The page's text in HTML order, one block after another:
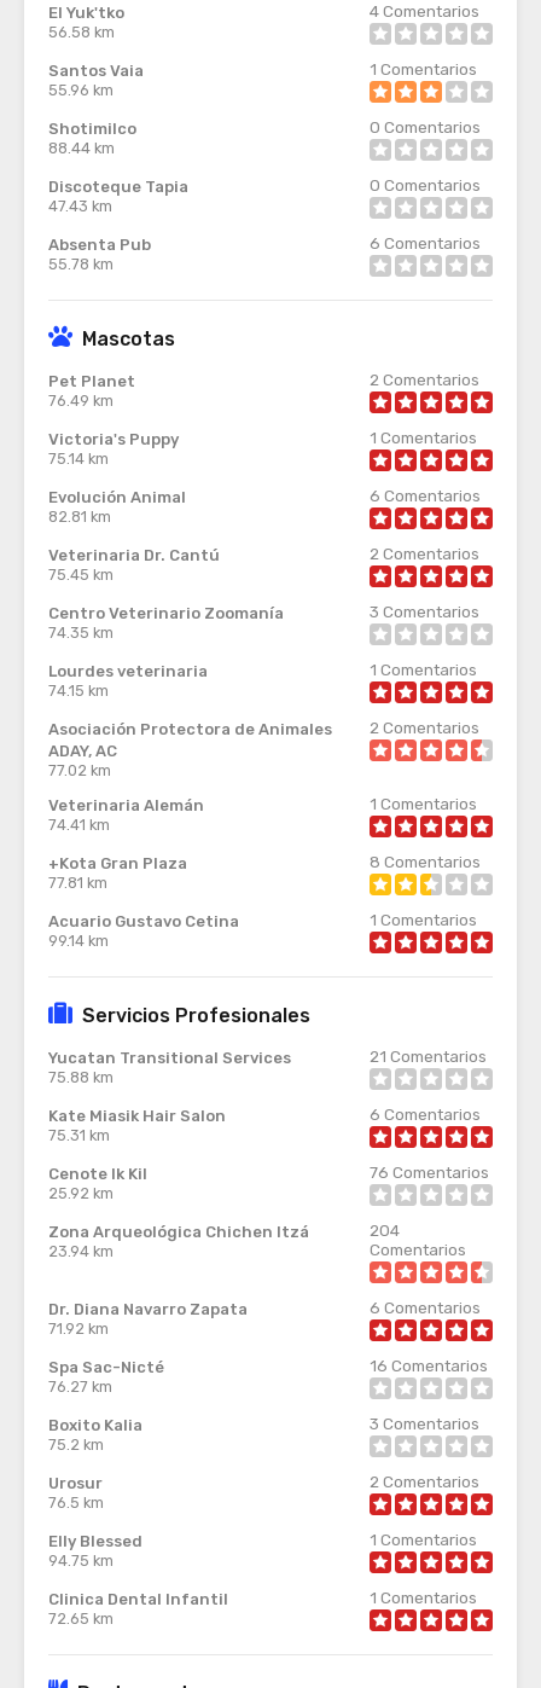
El Yuk'tko
56.58 km
4Comentarios
Santos Vaia
55.96 km
1 Comentarios
Shotimilco
88.44 km
0 Comentarios
Discoteque Tapia
47.43 km
0 Comentarios
Absenta Pub
55.78 km
6 Comentarios
Mascotas
Pet Planet
76.49 km
2Comentarios
Victoria's Puppy
75.14 km
1 Comentarios
Evolución Animal
82.81 km
6 Comentarios
Veterinaria Dr. Cantú
75.45 km
2Comentarios
Centro Veterinario Zoomanía
74.35 km
3 Comentarios
Lourdes veterinaria
74.15 km
1 Comentarios
Asociación Protectora de Animales
ADAY, AC
77.02 km
2Comentarios
Veterinaria Alemán
74.41 km
1 Comentarios
+Kota Gran Plaza
77.81 km
8 Comentarios
Acuario Gustavo Cetina
99.14 km
1 Comentarios
Servicios Profesionales
Yucatan Transitional Services
75.88 km
21 Comentarios
Kate Miasik Hair Salon
75.31 km
6 Comentarios
Cenote Ik Kil
25.92 km
76 Comentarios
Zona Arqueológica Chichen Itzá
23.94 km
204
Comentarios
Dr. Diana Navarro Zapata
71.92 km
6 Comentarios
Spa Sac-Nicté
76.27 km
16 Comentarios
Boxito Kalia
75.2 km
3 Comentarios
Urosur
76.5 km
2Comentarios
Elly Blessed
94.75 km
1 Comentarios
Clinica Dental Infantil
72.65 km
1 Comentarios